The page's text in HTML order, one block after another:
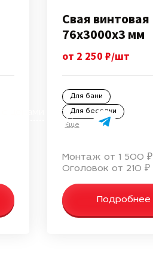
ценами
Свая винтовая
76х3000х3 мм
от 2 250 ₽/шт
Для бани
Для беседки
Еще
Монтаж от 1 500 ₽
Оголовок от 210 ₽
Подробнее